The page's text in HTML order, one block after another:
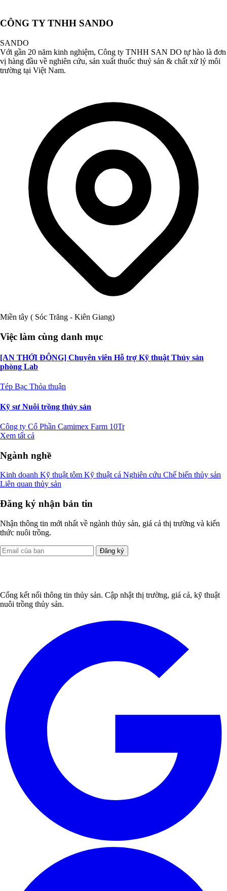
CÔNG TY TNHH SANDO
SANDO
Với gần 20 năm kinh nghiệm, Công ty TNHH SAN DO tự hào là đơn
vị hàng đầu về nghiên cứu, sản xuất thuốc thuỷ sản & chất xử lý môi
trường tại Việt Nam.
Miền tây ( Sóc Trăng - Kiên Giang)
Việc làm cùng danh mục
[AN THỚI ĐÔNG] Chuyên viên Hỗ trợ Kỹ thuật Thủy sản
phòng Lab
Tép Bạc Thỏa thuận
Kỹ sư Nuôi trồng thủy sản
Công ty Cổ Phần Camimex Farm 10Tr
Xem tất cả
Ngành nghề
Kinh doanh Kỹ thuật tôm Kỹ thuật cá Nghiên cứu Chế biến thủy sản
Liên quan thủy sản
Đăng ký nhận bản tin
Nhận thông tin mới nhất về ngành thủy sản, giá cả thị trường và kiến
thức nuôi trồng.
Đăng ký
Cổng kết nối thông tin thủy sản. Cập nhật thị trường, giá cả, kỹ thuật
nuôi trồng thủy sản.